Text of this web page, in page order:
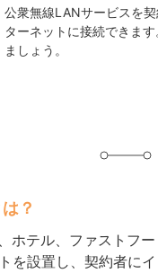
事
タ
グ
公衆無線LANサービスを
ターネットに接続できま
ましょう。
？
ホテル、ファストフ
を設置し、契約者に